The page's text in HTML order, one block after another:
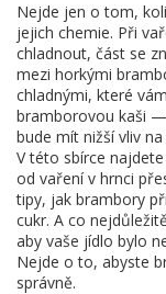
Nejde jen o tom,
jejich chemie. Při
chladnout, část se
mezi horkými
chladnými, které
bramborovou kaši
bude mít nižší vliv
V této sbírce
od vaření v hrnci
tipy, jak brambory
cukr. A co
aby vaše jídlo bylo
Nejde o to, abyste
správně.